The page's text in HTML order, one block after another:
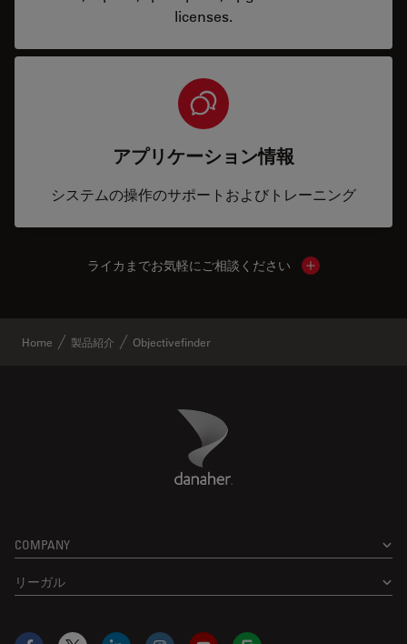
licenses.
アプリケーション情報
システムの操作のサポートおよびトレーニング
ライカまでお気軽にご相談ください Show local
Home 製品紹介 Objectivefinder
Danaher Logo
COMPANY
リーガル